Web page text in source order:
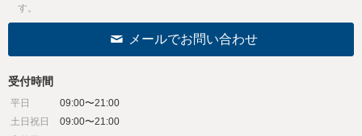
す。
メールでお問い合わせ
受付時間
平日
09:00〜21:00
土日祝日
09:00〜21:00